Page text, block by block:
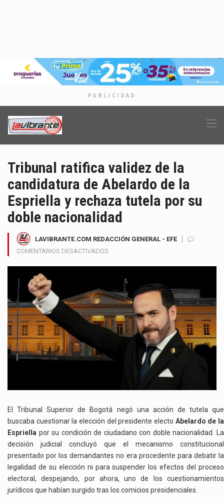
PUBLICIDAD
Tribunal ratifica validez de la
candidatura de Abelardo de la
Espriella y rechaza tutela por su
doble nacionalidad
LAVIBRANTE.COM REDACCIÓN GENERAL - EFE
COMENTARIOS DESACTIVADOS
VALIDEZ
DE
LA
CANDIDATURA
DE
ABELARDO
POR
SU
DOBLE
NACIONALIDAD
El Tribunal Superior de Bogotá negó una acción de tutela que
buscaba cuestionar la elección del presidente electo Abelardo de la
Espriella por su condición de ciudadano con doble nacionalidad. La
decisión judicial concluyó que el mecanismo constitucional
presentado por los demandantes no era procedente para debatir la
legalidad de su elección ni para suspender los efectos del proceso
electoral, despejando, por ahora, uno de los cuestionamientos
jurídicos que habían surgido tras los comicios presidenciales.